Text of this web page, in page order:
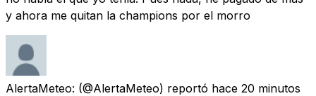
y ahora me quitan la champions por el morro
AlertaMeteo: (@AlertaMeteo) reportó hace 20 minutos